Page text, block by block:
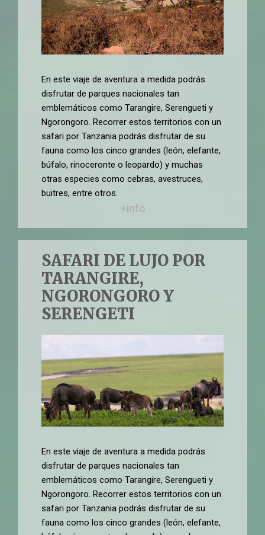
En este viaje de aventura a medida podrás
disfrutar de parques nacionales tan
emblemáticos como Tarangire, Serengueti y
Ngorongoro. Recorrer estos territorios con un
safari por Tanzania podrás disfrutar de su
fauna como los cinco grandes (león, elefante,
búfalo, rinoceronte o leopardo) y muchas
otras especies como cebras, avestruces,
buitres, entre otros.
+info
SAFARI DE LUJO POR
TARANGIRE,
NGORONGORO Y
SERENGETI
En este viaje de aventura a medida podrás
disfrutar de parques nacionales tan
emblemáticos como Tarangire, Serengueti y
Ngorongoro. Recorrer estos territorios con un
safari por Tanzania podrás disfrutar de su
fauna como los cinco grandes (león, elefante,